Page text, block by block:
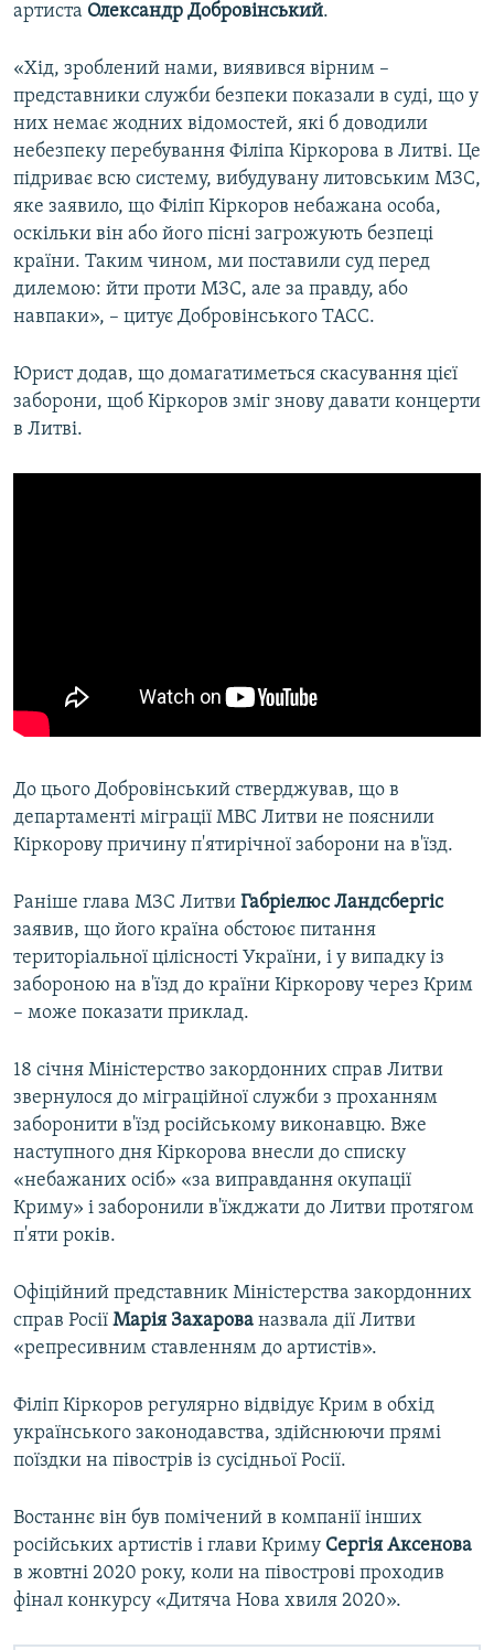
артиста Олександр Добровінський.
«Хід, зроблений нами, виявився вірним –
представники служби безпеки показали в суді, що у
них немає жодних відомостей, які б доводили
небезпеку перебування Філіпа Кіркорова в Литві. Це
підриває всю систему, вибудувану литовським МЗС,
яке заявило, що Філіп Кіркоров небажана особа,
оскільки він або його пісні загрожують безпеці
країни. Таким чином, ми поставили суд перед
дилемою: йти проти МЗС, але за правду, або
навпаки», – цитує Добровінського ТАСС.
Юрист додав, що домагатиметься скасування цієї
заборони, щоб Кіркоров зміг знову давати концерти
в Литві.
До цього Добровінський стверджував, що в
департаменті міграції МВС Литви не пояснили
Кіркорову причину п'ятирічної заборони на в'їзд.
Раніше глава МЗС Литви Габріелюс Ландсбергіс
заявив, що його країна обстоює питання
територіальної цілісності України, і у випадку із
забороною на в'їзд до країни Кіркорову через Крим
– може показати приклад.
18 січня Міністерство закордонних справ Литви
звернулося до міграційної служби з проханням
заборонити в'їзд російському виконавцю. Вже
наступного дня Кіркорова внесли до списку
«небажаних осіб» «за виправдання окупації
Криму» і заборонили в'їжджати до Литви протягом
п'яти років.
Офіційний представник Міністерства закордонних
справ Росії Марія Захарова назвала дії Литви
«репресивним ставленням до артистів».
Філіп Кіркоров регулярно відвідує Крим в обхід
українського законодавства, здійснюючи прямі
поїздки на півострів із сусідньої Росії.
Востаннє він був помічений в компанії інших
російських артистів і глави Криму Сергія Аксенова
в жовтні 2020 року, коли на півострові проходив
фінал конкурсу «Дитяча Нова хвиля 2020».​